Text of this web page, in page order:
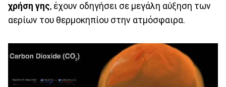
χρήση γης, έχουν οδηγήσει σε μεγάλη αύξηση των
αερίων του θερμοκηπίου στην ατμόσφαιρα.